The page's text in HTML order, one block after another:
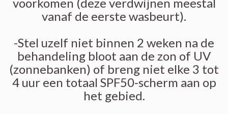
vanaf de eerste wasbeurt).
-Stel uzelf niet binnen 2 weken na de
behandeling bloot aan de zon of UV
(zonnebanken) of breng niet elke 3 tot
4 uur een totaal SPF50-scherm aan op
het gebied.